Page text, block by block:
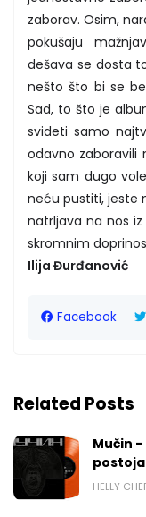
zaborav. Osim,
pokušaju
dešava se dosta
nešto što bi se
Sad, to što je
svideti samo
odavno zaboravili
koji sam dugo
neću pustiti, jeste
natrljava na nos
skromnim
Ilija Đurđanović
Facebook
Related Posts
Mučin
HELLY